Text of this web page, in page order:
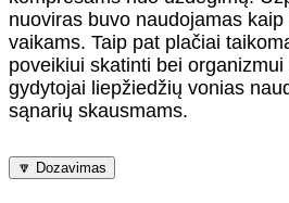
nuoviras buvo naudojamas
vaikams. Taip pat plačiai
poveikiui skatinti bei
gydytojai liepžiedžių vonias
sąnarių skausmams.
🔽 Dozavimas